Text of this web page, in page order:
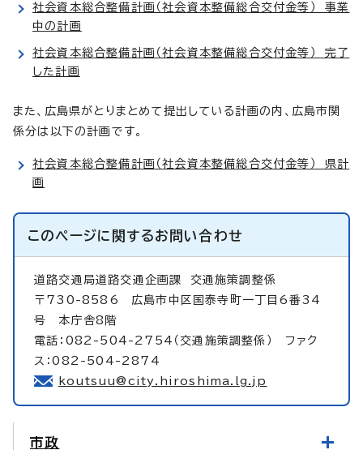
社会資本総合整備計画（社会資本整備総合交付金等） 事業
中の計画
社会資本総合整備計画（社会資本整備総合交付金等） 完了
した計画
また、広島県がとりまとめて提出している計画の内、広島市関
係分は以下の計画です。
社会資本総合整備計画（社会資本整備総合交付金等） 県計
画
このページに関するお問い合わせ
道路交通局道路交通企画課 交通施策調整係
〒730-8586 広島市中区国泰寺町一丁目6番34
号 本庁舎8階
電話：082-504-2754（交通施策調整係） ファク
ス：082-504-2874
koutsuu@city.hiroshima.lg.jp
市政